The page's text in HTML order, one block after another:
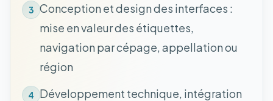
3 Conception et design des interfaces :
mise en valeur des étiquettes,
navigation par cépage, appellation ou
région
4 Développement technique, intégration